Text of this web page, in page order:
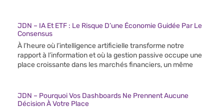
JDN – IA Et ETF : Le Risque D’une Économie Guidée Par Le
Consensus
À l’heure où l’intelligence artificielle transforme notre
rapport à l’information et où la gestion passive occupe une
place croissante dans les marchés financiers, un même
JDN – Pourquoi Vos Dashboards Ne Prennent Aucune
Décision À Votre Place